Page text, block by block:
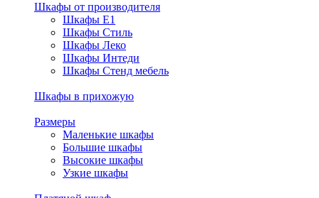
Шкафы от производителя
Шкафы E1
Шкафы Стиль
Шкафы Леко
Шкафы Интеди
Шкафы Стенд мебель
Шкафы в прихожую
Размеры
Маленькие шкафы
Большие шкафы
Высокие шкафы
Узкие шкафы